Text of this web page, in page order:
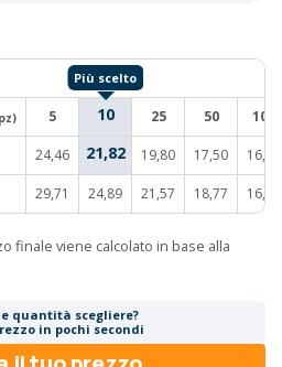
) 5 10 25 50 100
24,46 21,82 19,80 17,50 16,30
29,71 24,89 21,57 18,77 16,96
finale viene calcolato in base alla
quantità scegliere?
in pochi secondi